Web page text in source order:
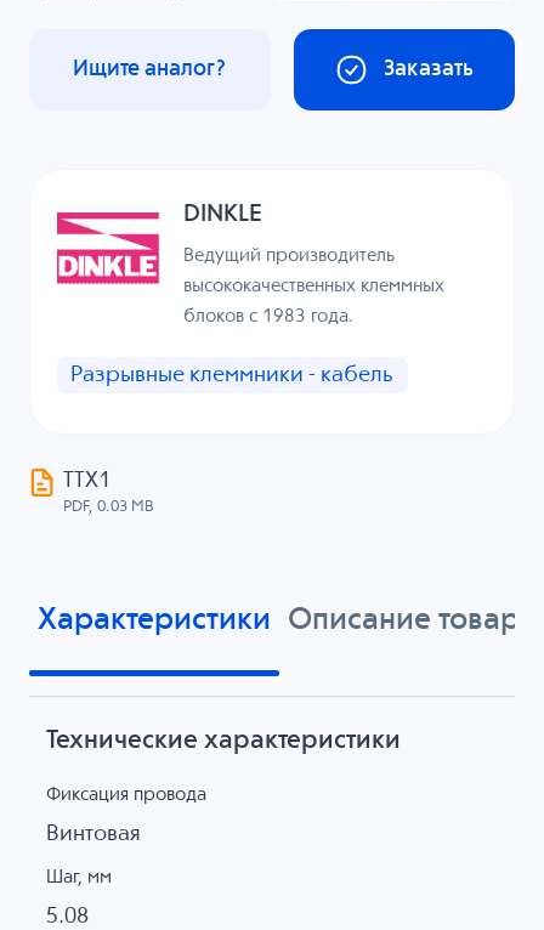
Заказать
Ищите аналог?
DINKLE
Ведущий производитель
высококачественных клеммных
блоков с 1983 года.
Разрывные клеммники - кабель
ТТХ1
PDF, 0.03 MB
Характеристики Описание товара
Технические характеристики
Фиксация провода
Винтовая
Шаг, мм
5.08